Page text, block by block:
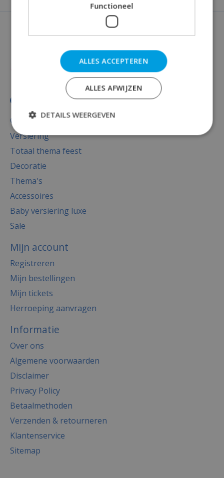
Categorieën
Versiering
Totaal thema feest
Decoratie
Thema's
Accessoires
Baby versiering luxe
Sale
Mijn account
Registreren
Mijn bestellingen
Mijn tickets
Herroeping aanvragen
Informatie
Over ons
Algemene voorwaarden
Disclaimer
Privacy Policy
Betaalmethoden
Verzenden & retourneren
Klantenservice
Sitemap
Functioneel
ALLES ACCEPTEREN
ALLES AFWIJZEN
DETAILS WEERGEVEN